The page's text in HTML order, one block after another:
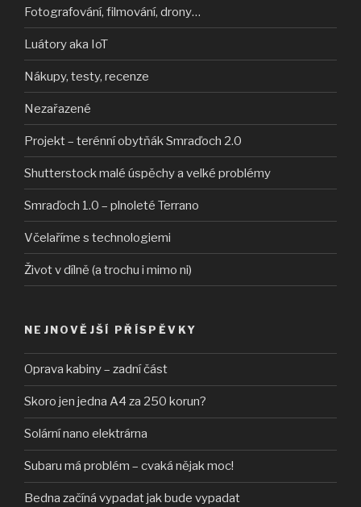
Fotografování, filmování, drony…
Luátory aka IoT
Nákupy, testy, recenze
Nezařazené
Projekt – terénní obytňák Smraďoch 2.0
Shutterstock malé úspěchy a velké problémy
Smraďoch 1.0 – plnoleté Terrano
Včelaříme s technologiemi
Život v dílně (a trochu i mimo ni)
NEJNOVĚJŠÍ PŘÍSPĚVKY
Oprava kabiny – zadní část
Skoro jen jedna A4 za 250 korun?
Solární nano elektrárna
Subaru má problém – cvaká nějak moc!
Bedna začíná vypadat jak bude vypadat